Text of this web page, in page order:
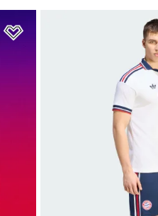
Adicionar à Lista de